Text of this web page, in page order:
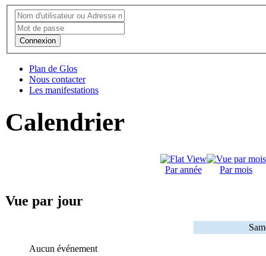
Connexion
Plan de Glos
Nous contacter
Les manifestations
Calendrier
Par année Par mois
Vue par jour
Aucun événement